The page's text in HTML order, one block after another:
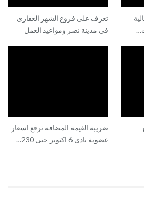
تعرف على فروع الشهر العقارى
فى مدينة نصر ومواعيد العمل
ضريبة القيمة المضافة ترفع اسعار
عضوية نادى 6 اكتوبر حتى 230…